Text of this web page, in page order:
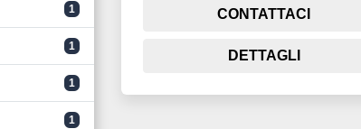
1
1
1
1
CONTATTACI
DETTAGLI